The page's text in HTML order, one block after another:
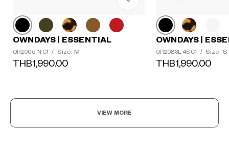
OWNDAYS | ESSENTIAL
OR2005-N C1 / Size: M
THB1,990.00
OWNDAYS |
OR2083L-4S C1 / Size: S
THB1,990.00
VIEW MORE